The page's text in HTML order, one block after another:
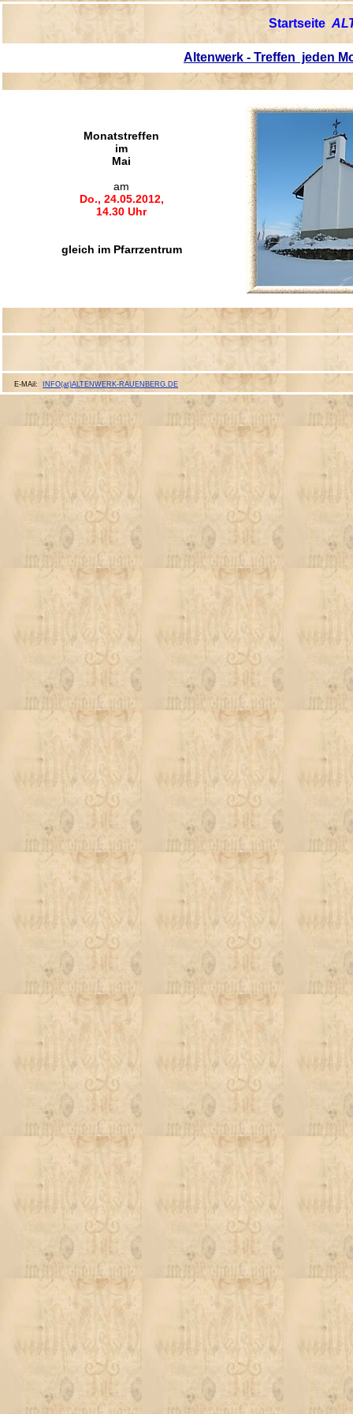
Startseite
Altenwerk - Treffen jeden
Monatstreffen
im
Mai
am
Do., 24.05.2012,
14.30 Uhr
gleich im Pfarrzentrum
E-MAil: INFO(at)ALTENWERK-RAUENBERG.DE